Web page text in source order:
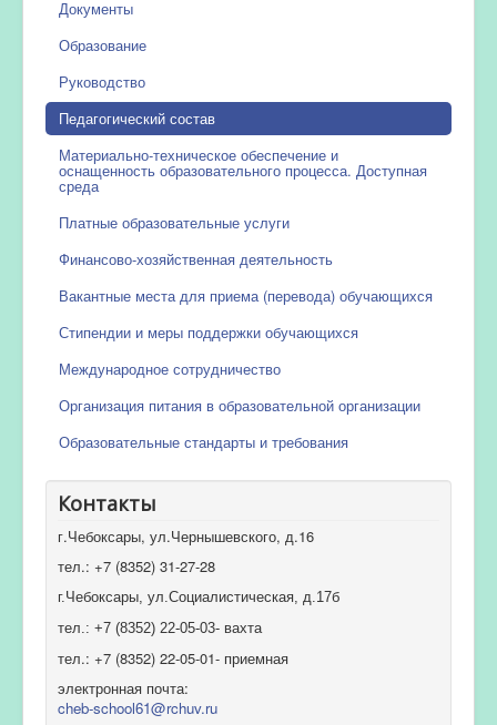
Документы
Образование
Руководство
Педагогический состав
Материально-техническое обеспечение и
оснащенность образовательного процесса. Доступная
среда
Платные образовательные услуги
Финансово-хозяйственная деятельность
Вакантные места для приема (перевода) обучающихся
Стипендии и меры поддержки обучающихся
Международное сотрудничество
Организация питания в образовательной организации
Образовательные стандарты и требования
Контакты
г.Чебоксары, ул.Чернышевского, д.16
тел.: +7 (8352) 31-27-28
г.Чебоксары, ул.Социалистическая, д.17б
тел.: +7 (8352) 22-05-03- вахта
тел.: +7 (8352) 22-05-01- приемная
электронная почта:
cheb-school61@rchuv.ru